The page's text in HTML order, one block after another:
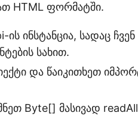
HTML ფორმატში.
ინსტანცია, სადაც ჩვენ
სახით.
და წაიკითხეთ
Byte[] მასივად